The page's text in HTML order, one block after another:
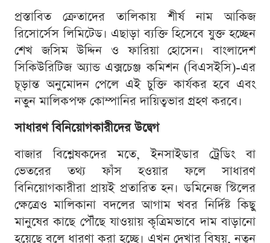
প্রস্তাবিত ক্রেতাদের তালিকায় শীর্ষ নাম আকিজ
রিসোর্সেস লিমিটেড। এছাড়া ব্যক্তি হিসেবে যুক্ত হচ্ছেন
শেখ জসিম উদ্দিন ও ফারিয়া হোসেন। বাংলাদেশ
সিকিউরিটিজ অ্যান্ড এক্সচেঞ্জ কমিশন (বিএসইসি)-এর
চূড়ান্ত অনুমোদন পেলে এই চুক্তি কার্যকর হবে এবং
নতুন মালিকপক্ষ কোম্পানির দায়িত্বভার গ্রহণ করবে।
সাধারণ বিনিয়োগকারীদের উদ্বেগ
বাজার বিশ্লেষকদের মতে, ইনসাইডার ট্রেডিং বা
ভেতরের তথ্য ফাঁস হওয়ার ফলে সাধারণ
বিনিয়োগকারীরা প্রায়ই প্রতারিত হন। ডমিনেজ স্টিলের
ক্ষেত্রেও মালিকানা বদলের আগাম খবর নির্দিষ্ট কিছু
মানুষের কাছে পৌঁছে যাওয়ায় কৃত্রিমভাবে দাম বাড়ানো
হয়েছে বলে ধারণা করা হচ্ছে। এখন দেখার বিষয়, নতুন